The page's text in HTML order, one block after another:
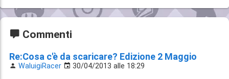
Commenti
Re:Cosa c'è da scaricare? Edizione 2 Maggio
WaluigiRacer 30/04/2013 alle 18:29